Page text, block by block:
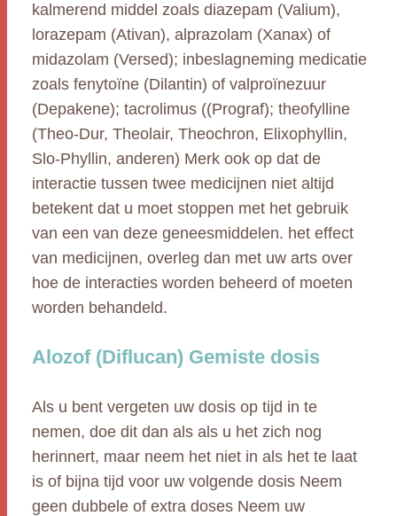
kalmerend middel zoals diazepam (Valium),
lorazepam (Ativan), alprazolam (Xanax) of
midazolam (Versed); inbeslagneming medicatie
zoals fenytoïne (Dilantin) of valproïnezuur
(Depakene); tacrolimus ((Prograf); theofylline
(Theo-Dur, Theolair, Theochron, Elixophyllin,
Slo-Phyllin, anderen) Merk ook op dat de
interactie tussen twee medicijnen niet altijd
betekent dat u moet stoppen met het gebruik
van een van deze geneesmiddelen. het effect
van medicijnen, overleg dan met uw arts over
hoe de interacties worden beheerd of moeten
worden behandeld.
Alozof (Diflucan) Gemiste dosis
Als u bent vergeten uw dosis op tijd in te
nemen, doe dit dan als als u het zich nog
herinnert, maar neem het niet in als het te laat
is of bijna tijd voor uw volgende dosis Neem
geen dubbele of extra doses Neem uw